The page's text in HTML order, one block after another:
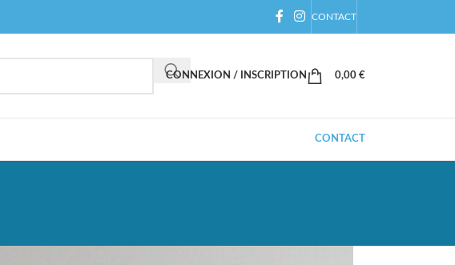
CONTACT
CONNEXION / INSCRIPTION 0,00 €
CONTACT